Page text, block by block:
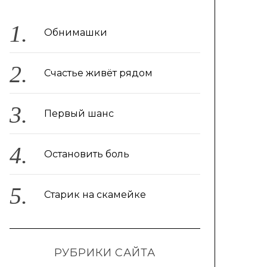
Обнимашки
Счастье живёт рядом
Первый шанс
Остановить боль
Старик на скамейке
РУБРИКИ САЙТА